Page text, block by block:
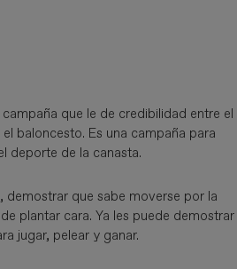
que le de credibilidad entre el
baloncesto. Es una campaña para
deporte de la canasta.
demostrar que sabe moverse por la
plantar cara. Ya les puede demostrar
jugar, pelear y ganar.